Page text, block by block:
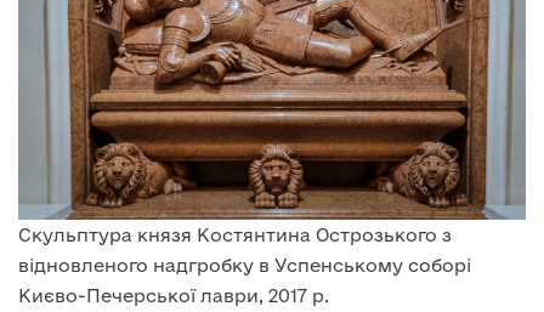
Скульптура князя Костянтина Острозького з
відновленого надгробку в Успенському соборі
Києво-Печерської лаври, 2017 р.